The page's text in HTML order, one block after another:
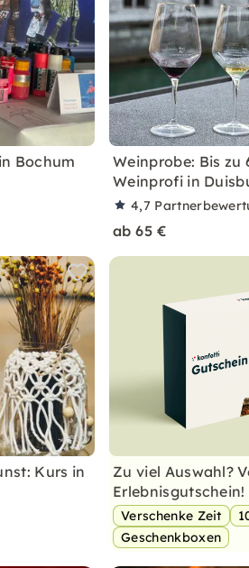
Bochum
Weinprobe: Bis zu
Weinprofi in
4,7
ab 65 €
Kurs in
Zu viel Auswahl?
Erlebnisgutschein!
Verschenke Zeit
Geschenkboxen